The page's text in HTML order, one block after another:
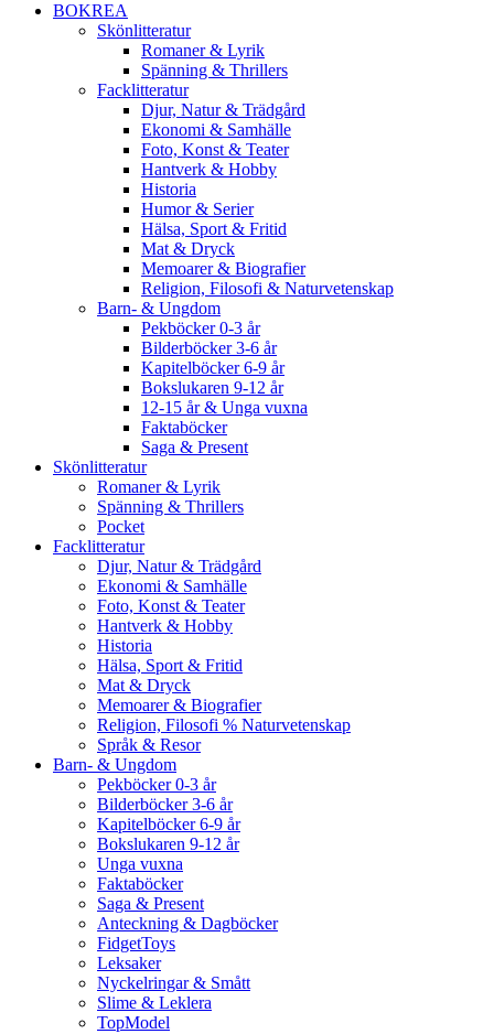
BOKREA
Skönlitteratur
Romaner & Lyrik
Spänning & Thrillers
Facklitteratur
Djur, Natur & Trädgård
Ekonomi & Samhälle
Foto, Konst & Teater
Hantverk & Hobby
Historia
Humor & Serier
Hälsa, Sport & Fritid
Mat & Dryck
Memoarer & Biografier
Religion, Filosofi & Naturvetenskap
Barn- & Ungdom
Pekböcker 0-3 år
Bilderböcker 3-6 år
Kapitelböcker 6-9 år
Bokslukaren 9-12 år
12-15 år & Unga vuxna
Faktaböcker
Saga & Present
Skönlitteratur
Romaner & Lyrik
Spänning & Thrillers
Pocket
Facklitteratur
Djur, Natur & Trädgård
Ekonomi & Samhälle
Foto, Konst & Teater
Hantverk & Hobby
Historia
Hälsa, Sport & Fritid
Mat & Dryck
Memoarer & Biografier
Religion, Filosofi % Naturvetenskap
Språk & Resor
Barn- & Ungdom
Pekböcker 0-3 år
Bilderböcker 3-6 år
Kapitelböcker 6-9 år
Bokslukaren 9-12 år
Unga vuxna
Faktaböcker
Saga & Present
Anteckning & Dagböcker
FidgetToys
Leksaker
Nyckelringar & Smått
Slime & Leklera
TopModel